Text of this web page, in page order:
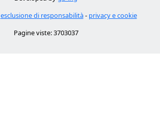
esclusione di responsabilità- privacy e cookie
Pagine viste: 3703037